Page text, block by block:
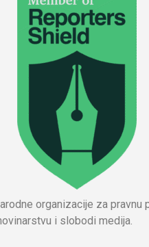
organizacije za pravnu
i slobodi medija.